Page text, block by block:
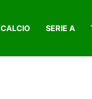
CALCIO SERIE A